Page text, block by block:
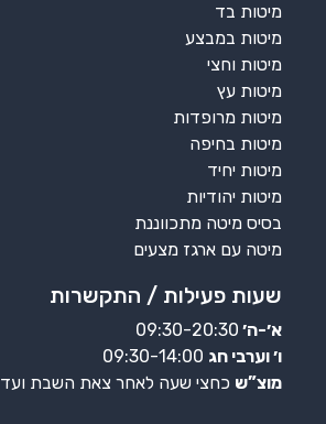
מיטות בד
מיטות במבצע
מיטות וחצי
מיטות עץ
מיטות מרופדות
מיטות בחיפה
מיטות יחיד
מיטות יהודיות
בסיס מיטה מתכווננת
מיטה עם ארגז מצעים
שעות פעילות / התקשרות
א׳-ה׳ 09:30-20:30
ו׳ וערבי חג
מוצ”ש כחצי שעה לאחר צאת השבת ועד 22:30